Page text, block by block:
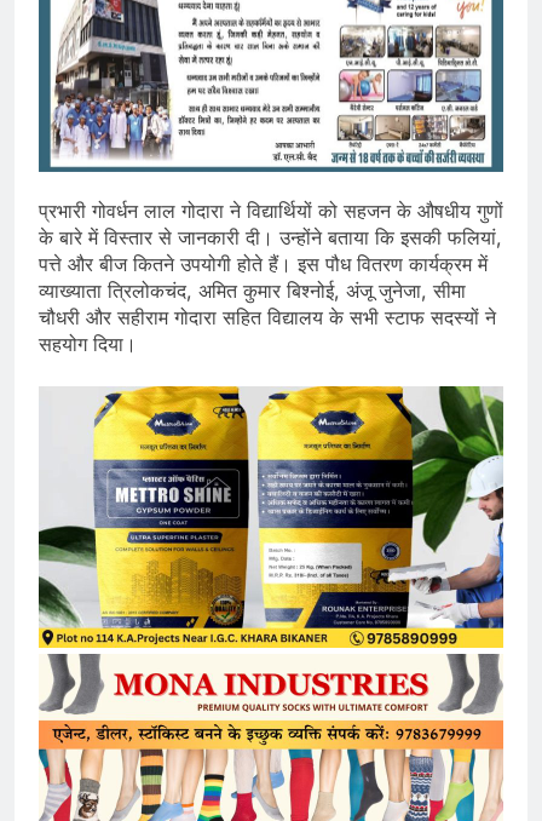
प्रभारी गोवर्धन लाल गोदारा ने विद्यार्थियों को सहजन के औषधीय गुणों
के बारे में विस्तार से जानकारी दी। उन्होंने बताया कि इसकी फलियां,
पत्ते और बीज कितने उपयोगी होते हैं। इस पौध वितरण कार्यक्रम में
व्याख्याता त्रिलोकचंद, अमित कुमार बिश्नोई, अंजू जुनेजा, सीमा
चौधरी और सहीराम गोदारा सहित विद्यालय के सभी स्टाफ सदस्यों ने
सहयोग दिया।